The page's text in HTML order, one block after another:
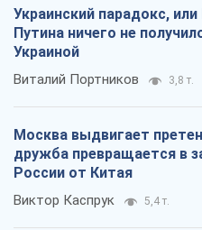
Украинский парадокс,
Путина ничего не
Украиной
Виталий Портников 3,8 т.
Москва выдвигает
дружба превращается в
России от Китая
Виктор Каспрук 5,4 т.